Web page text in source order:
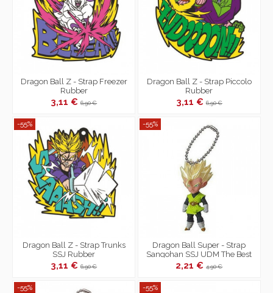
Dragon Ball Z - Strap Freezer
Rubber
3,11 €6,90 €
Dragon Ball Z - Strap Piccolo
Rubber
3,11 €6,90 €
-55%
Dragon Ball Z - Strap Trunks
SSJ Rubber
3,11 €6,90 €
-55%
Dragon Ball Super - Strap
Sangohan SSJ UDM The Best
26
2,21 €4,90 €
-55% -55%